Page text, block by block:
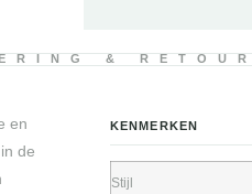
& RETOUR
en
de
KENMERKEN
Stijl